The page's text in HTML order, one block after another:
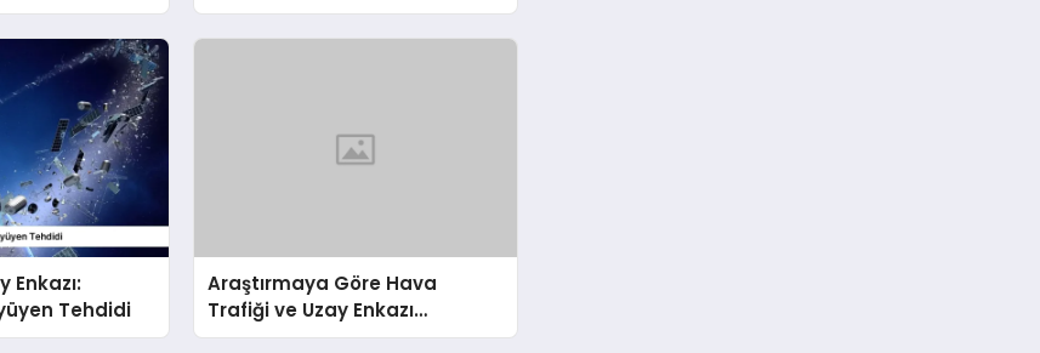
Enkazı:
Tehdidi
Araştırmaya Göre Hava
Trafiği ve Uzay Enkazı
Çatışması Riski Artıyor